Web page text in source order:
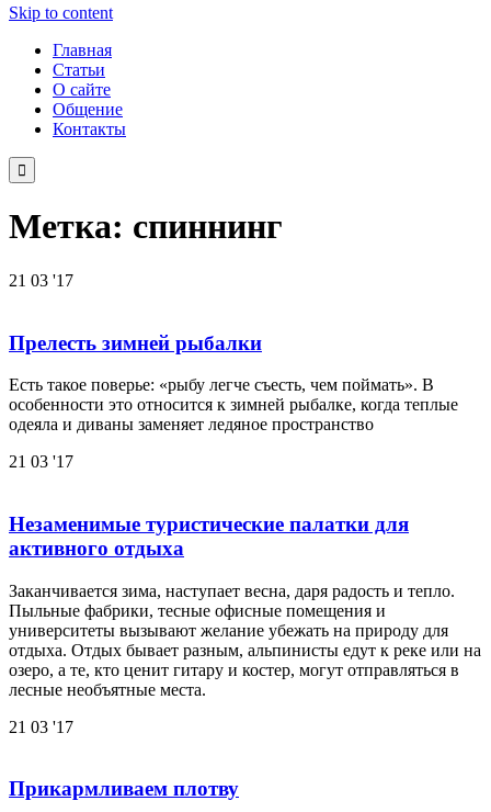
Skip to content
Главная
Статьи
О сайте
Общение
Контакты

Метка: спиннинг
21 03 '17
Прелесть зимней рыбалки
Есть такое поверье: «рыбу легче съесть, чем поймать». В
особенности это относится к зимней рыбалке, когда теплые
одеяла и диваны заменяет ледяное пространство
21 03 '17
Незаменимые туристические палатки для
активного отдыха
Заканчивается зима, наступает весна, даря радость и тепло.
Пыльные фабрики, тесные офисные помещения и
университеты вызывают желание убежать на природу для
отдыха. Отдых бывает разным, альпинисты едут к реке или на
озеро, а те, кто ценит гитару и костер, могут отправляться в
лесные необъятные места.
21 03 '17
Прикармливаем плотву